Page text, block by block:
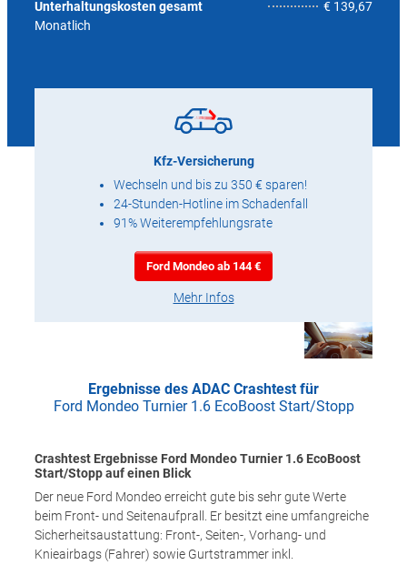
Unterhaltungskosten gesamt
Monatlich
€ 139,676,4
Kfz-Versicherung
Wechseln und bis zu 350 € sparen!
24-Stunden-Hotline im Schadenfall
91% Weiterempfehlungsrate
Ford Mondeo ab 144 €
Mehr Infos
Ergebnisse des ADAC Crashtest für
Ford Mondeo Turnier 1.6 EcoBoost Start/Stopp
Crashtest Ergebnisse Ford Mondeo Turnier 1.6 EcoBoost
Start/Stopp auf einen Blick
Der neue Ford Mondeo erreicht gute bis sehr gute Werte
beim Front- und Seitenaufprall. Er besitzt eine umfangreiche
Sicherheitsaustattung: Front-, Seiten-, Vorhang- und
Knieairbags (Fahrer) sowie Gurtstrammer inkl.